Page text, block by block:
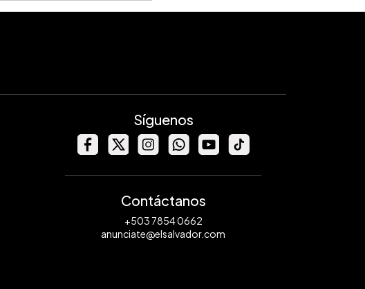
Síguenos
Contáctanos
+503 7854 0662
anunciate@elsalvador.com